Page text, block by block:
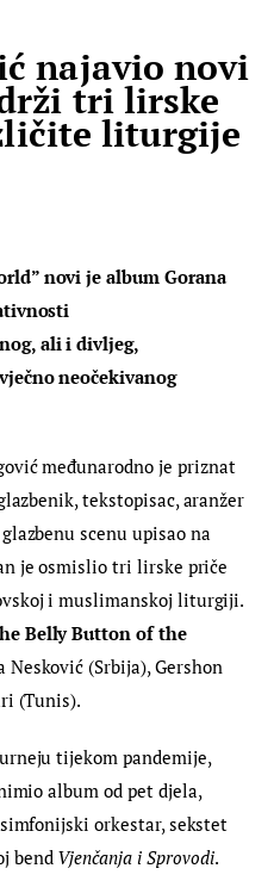
najavio novi
tri lirske
liturgije
novi je album Gorana
ali i divljeg,
neočekivanog
međunarodno je priznat
tekstopisac, aranžer
scenu upisao na
je osmislio tri lirske priče
i muslimanskoj liturgiji.
Belly Button of the
(Srbija), Gershon
(Tunis).
tijekom pandemije,
album od pet djela,
orkestar, sekstet
bend Vjenčanja i Sprovodi.